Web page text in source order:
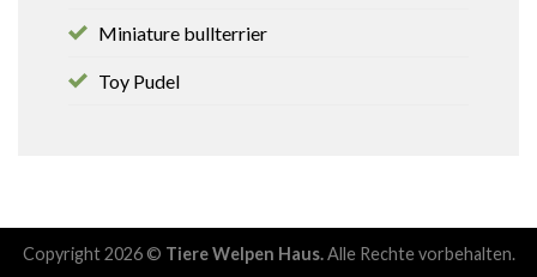
Miniature bullterrier
Toy Pudel
Copyright 2026 © Tiere Welpen Haus.Alle Rechte vorbehalten.